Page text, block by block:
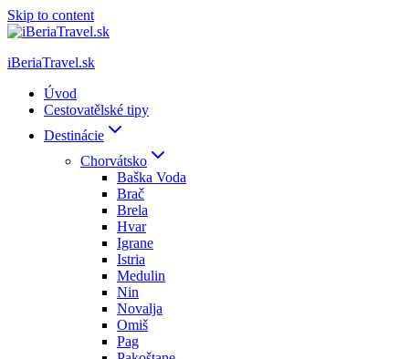
Skip to content
iBeriaTravel.sk
Úvod
Cestovatělské tipy
Destinácie
Chorvátsko
Baška Voda
Brač
Brela
Hvar
Igrane
Istria
Medulin
Nin
Novalja
Omiš
Pag